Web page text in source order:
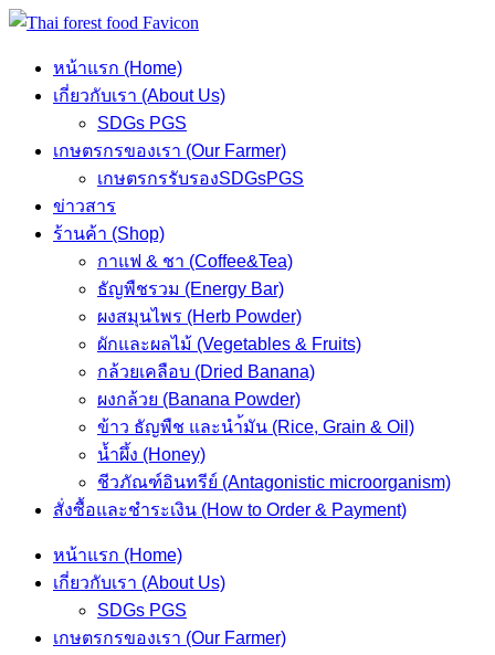
Skip
contentหน้าแรก (Home)
เกี่ยวกับเรา (About Us)
SDGs PGS
เกษตรกรของเรา (Our Farmer)
เกษตรกรรับรองSDGsPGS
ข่าวสาร
ร้านค้า (Shop)
กาแฟ & ชา (Coffee&Tea)
ธัญพืชรวม (Energy Bar)
ผงสมุนไพร (Herb Powder)
ผักและผลไม้ (Vegetables & Fruits)
กล้วยเคลือบ (Dried Banana)
ผงกล้วย (Banana Powder)
ข้าว ธัญพืช และนำ้มัน (Rice, Grain & Oil)
น้ำผึ้ง (Honey)
ชีวภัณฑ์อินทรีย์ (Antagonistic microorganism)
สั่งซื้อและชำระเงิน (How to Order & Payment)
หน้าแรก (Home)
เกี่ยวกับเรา (About Us)
SDGs PGS
เกษตรกรของเรา (Our Farmer)